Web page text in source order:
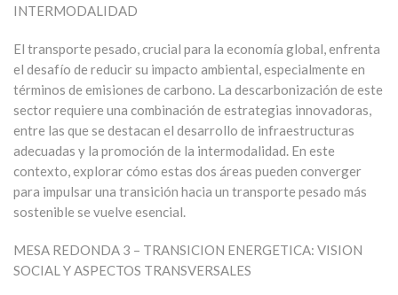
INTERMODALIDAD
El transporte pesado, crucial para la economía global, enfrenta
el desafío de reducir su impacto ambiental, especialmente en
términos de emisiones de carbono. La descarbonización de este
sector requiere una combinación de estrategias innovadoras,
entre las que se destacan el desarrollo de infraestructuras
adecuadas y la promoción de la intermodalidad. En este
contexto, explorar cómo estas dos áreas pueden converger
para impulsar una transición hacia un transporte pesado más
sostenible se vuelve esencial.
MESA REDONDA 3 – TRANSICION ENERGETICA: VISION
SOCIAL Y ASPECTOS TRANSVERSALES